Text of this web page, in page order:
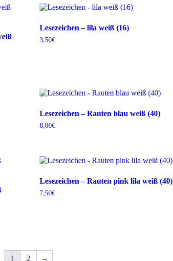
Lesezeichen – lila weiß (16)
3,50€
Lesezeichen – Rauten blau weiß (40)
8,00€
Lesezeichen – Rauten pink lila weiß (40)
7,50€
1 2 →